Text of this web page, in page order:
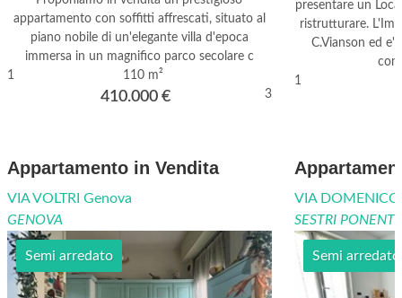
appartamento con soffitti affrescati, situato al
piano nobile di un'elegante villa d'epoca
immersa in un magnifico parco secolare c
1
110 m²
3
410.000 €
presentare un
ristrutturare.
C.Vianson ed
1
Appartamento in Vendita
VIA VOLTRI Genova
GENOVA
Semi arredato
VIA
SESTRI PONENTE
Semi arredato